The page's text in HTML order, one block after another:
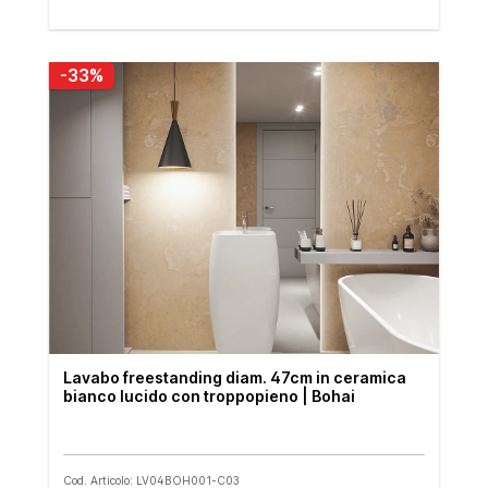
-33%
Lavabo freestanding diam. 47cm in ceramica
bianco lucido con troppopieno | Bohai
Cod. Articolo: LV04BOH001-C03